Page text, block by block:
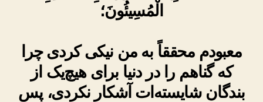
الْمُسِيئُونَ؛
معبودم محققاً به من نیکی کردی چرا
که گناهم را در دنیا برای هیچ‌یک از
بندگان شایسته‌ات آشکار نکردی، پس